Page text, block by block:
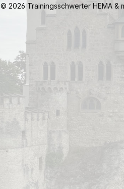
© 2026 Trainingsschwerter HEMA